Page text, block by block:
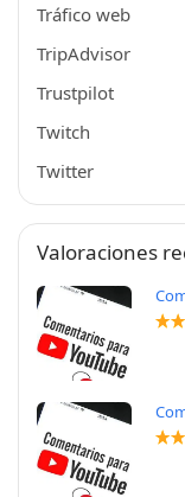
Tráfico web
TripAdvisor
Trustpilot
Twitch
Twitter
Valoraciones